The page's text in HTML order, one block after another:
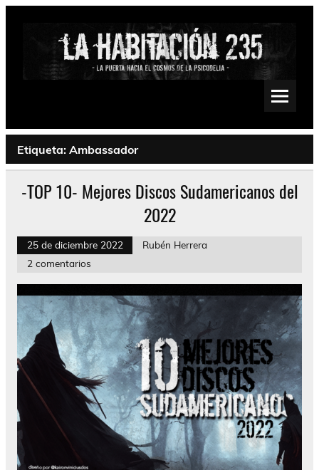
Saltar
Psychedelic, Stoner, Doom, Sludge, Fuzz, Space, Drone
Etiqueta: Ambassador
-TOP 10- Mejores Discos Sudamericanos del
2022
25 de diciembre 2022
Rubén Herrera
2 comentarios